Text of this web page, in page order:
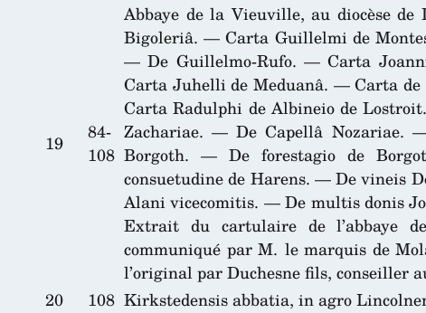
19
84-
108
Abbaye de la Vieuville, au diocèse
Bigoleriâ. — Carta Guillelmi de
— De Guillelmo-Rufo. — Carta
Carta Juhelli de Meduanâ. — Carta
Carta Radulphi de Albineio de
Zachariae. — De Capellâ Nozariae.
Borgoth. — De forestagio de
consuetudine de Harens. — De vineis
Alani vicecomitis. — De multis donis
Extrait du cartulaire de l’abbaye
communiqué par M. le marquis de
l’original par Duchesne fils, conseiller
20
108 Kirkstedensis abbatia, in agro